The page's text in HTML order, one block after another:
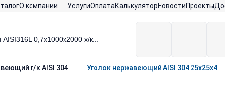
О компании УслугиОплатаКалькуляторНовостиПроекты
г/к AISI 304 Уголок нержавеющий AISI 304 25х25х4